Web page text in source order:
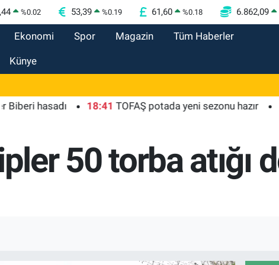
%0.02 53,39 %0.19 61,60 %0.18 6.862,09
Ekonomi Spor Magazin Tüm Haberler
Künye
hasadı 18:41 TOFAŞ potada yeni sezonu hazır
50 torba atığı